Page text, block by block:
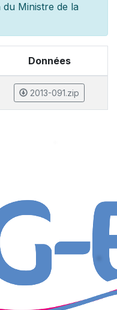
du Ministre de la
Données
2013-091.zip